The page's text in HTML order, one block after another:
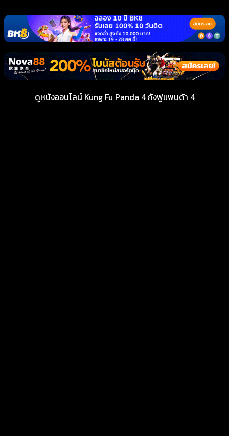
ดูหนังออนไลน์ Kung Fu Panda 4 กังฟูแพนด้า 4